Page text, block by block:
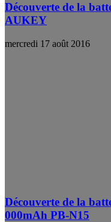
Découverte de la
AUKEY
mercredi 17 août 2016
Découverte de la
000mAh PB-N15